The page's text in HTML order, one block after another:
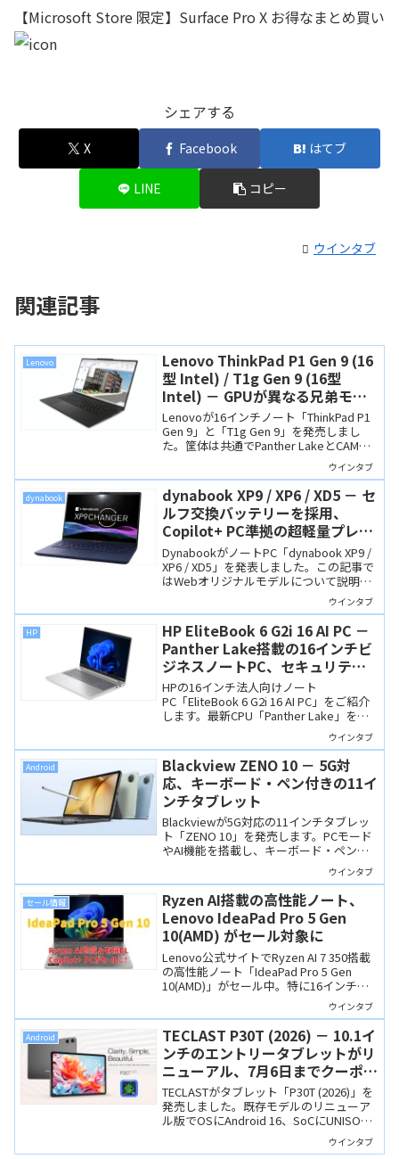
【Microsoft Store 限定】Surface Pro X お得なまとめ買い
シェアする
X Facebook はてブ
LINE コピー
ウインタブ
関連記事
Lenovo
Lenovo ThinkPad P1 Gen 9 (16
型 Intel) / T1g Gen 9 (16型
Intel) － GPUが異なる兄弟モデ
ル。Panther Lake＆CAMM2メモ
リ搭載のハイエンドThinkPad
Lenovoが16インチノート「ThinkPad P1
Gen 9」と「T1g Gen 9」を発売しまし
た。筐体は共通でPanther LakeとCAMM2
メモリを搭載、P1は業務向けのNVIDIA
RTX PRO、T1gはGeForce RTX 50シリー
ズを搭載するハイエンドなThinkPadで
す。
ウインタブ
dynabook
dynabook XP9 / XP6 / XD5 － セ
ルフ交換バッテリーを採用、
Copilot+ PC準拠の超軽量プレミ
アムモバイルノート
DynabookがノートPC「dynabook XP9 /
XP6 / XD5」を発表しました。この記事で
はWebオリジナルモデルについて説明し
ます。CPUにLunar LakeやSnapdragon X
シリーズを搭載するCopilot+ PCで、1kg
を切る軽量筐体とセルフ交換バッテリー
が特徴です。
ウインタブ
HP
HP EliteBook 6 G2i 16 AI PC －
Panther Lake搭載の16インチビ
ジネスノートPC、セキュリティ
機能も強力！
HPの16インチ法人向けノート
PC「EliteBook 6 G2i 16 AI PC」をご紹介
します。最新CPU「Panther Lake」を搭
載し、Copilot+ PC要件を満たす高性能モ
デル。注文時のカスタマイズや購入後の
RAM増設も可能です。ウインタブ読者向
けの4%OFFクーポン情報も掲載中！
ウインタブ
Android
Blackview ZENO 10 － 5G対
応、キーボード・ペン付きの11イ
ンチタブレット
Blackviewが5G対応の11インチタブレッ
ト「ZENO 10」を発売します。PCモード
やAI機能を搭載し、キーボード・ペン・
ケースなど付属品も充実しています。ウインタブ
セール情報
Ryzen AI搭載の高性能ノート、
Lenovo IdeaPad Pro 5 Gen
10(AMD) がセール対象に
Lenovo公式サイトでRyzen AI 7 350搭載
の高性能ノート「IdeaPad Pro 5 Gen
10(AMD)」がセール中。特に16インチモ
ウインタブ
Android
TECLAST P30T (2026) － 10.1イ
ンチのエントリータブレットがリ
ニューアル、7月6日までクーポン
利用で13,900円
TECLASTがタブレット「P30T (2026)」を
発売しました。既存モデルのリニューア
ル版でOSにAndroid 16、SoCにUNISOC
T7250を搭載し、前モデルのセット販売
から単品販売に変更されました。7月6日
ウインタブ